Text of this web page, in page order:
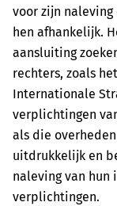
voor zijn naleving
hen afhankelijk.
aansluiting
rechters, zoals
Internationale
verplichtingen
als die
uitdrukkelijk en
naleving van
verplichtingen.